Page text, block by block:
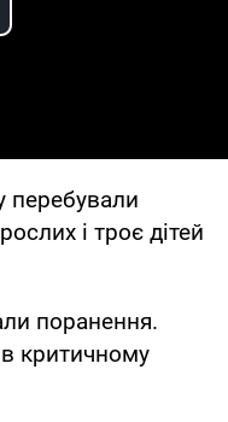
Video
перебували
і троє дітей
поранення.
в критичному